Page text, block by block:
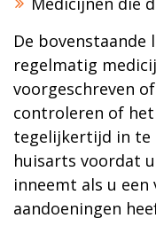
De bovenstaande
regelmatig
voorgeschreven
controleren of
tegelijkertijd in te
huisarts voordat u
inneemt als u een
aandoeningen